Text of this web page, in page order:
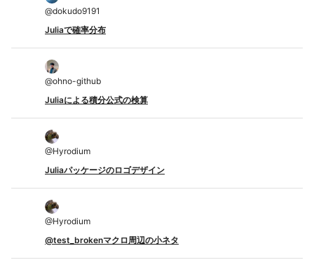
@dokudo9191
Juliaで確率分布
@ohno-github
Juliaによる積分公式の検算
@Hyrodium
Juliaパッケージのロゴデザイン
@Hyrodium
@test_brokenマクロ周辺の小ネタ